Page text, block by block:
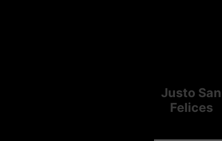
Justo San
Felices